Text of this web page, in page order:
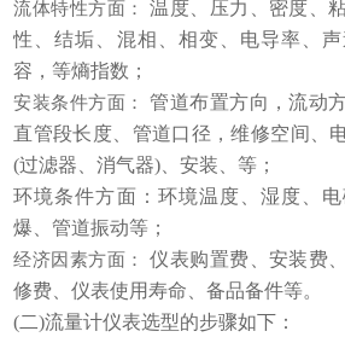
流体特性方面：
温度、压力、密度、
性、结垢、混相、相变、电导率、
容，等熵指数；
安装条件方面：
管道布置方向，流动
直管段长度、管道口径，维修空间、
(过滤器、消气器)、安装、等；
环境条件方面：环境温度、湿度、
爆、管道振动等；
经济因素方面：
仪表购置费、安装费
修费、仪表使用寿命、备品备件等。
(二)流量计仪表选型的步骤如下：